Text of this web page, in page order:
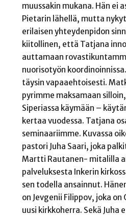
muussakin mukana. Hän ei
Pietarin lähellä, mutta
erilaisen yhteydenpidon
kiitollinen, että Tatjana
auttamaan
nuorisotyön
täysin vapaaehtoisesti.
pyrimme maksamaan
Siperiassa käymään –
kertaa vuodessa. Tatjana
seminaariimme. Kuvassa
pastori Juha Saari, joka
Martti Rautanen- mitalilla
palveluksesta Inkerin
sen todella ansainnut.
on Jevgenii Filippov, joka on
uusi kirkkoherra. Sekä Juha